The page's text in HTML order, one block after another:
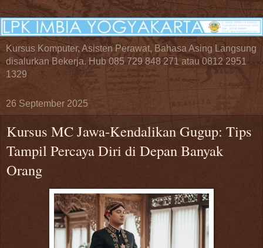
Kursus Komputer, Asisten Perawat, Bahasa Asing Langsung
disalurkan Bekerja. Hub 085 729 848 271 atau 0812 2951
1329
26 September 2025
Kursus MC Jawa-Kendalikan Gugup: Tips
Tampil Percaya Diri di Depan Banyak
Orang